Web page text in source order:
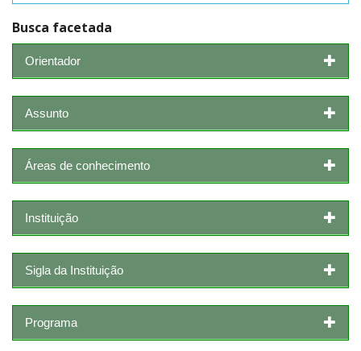
Busca facetada
Orientador
Assunto
Áreas de conhecimento
Instituição
Sigla da Instituição
Programa